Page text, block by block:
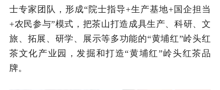
士专家团队，形成“院士指导+生产基地+国企担当
+农民参与”模式，把茶山打造成具生产、科研、文
旅、拓展、研学、展示等多功能的“黄埔红”岭头红
茶文化产业园，发掘和打造“黄埔红”岭头红茶品
牌。